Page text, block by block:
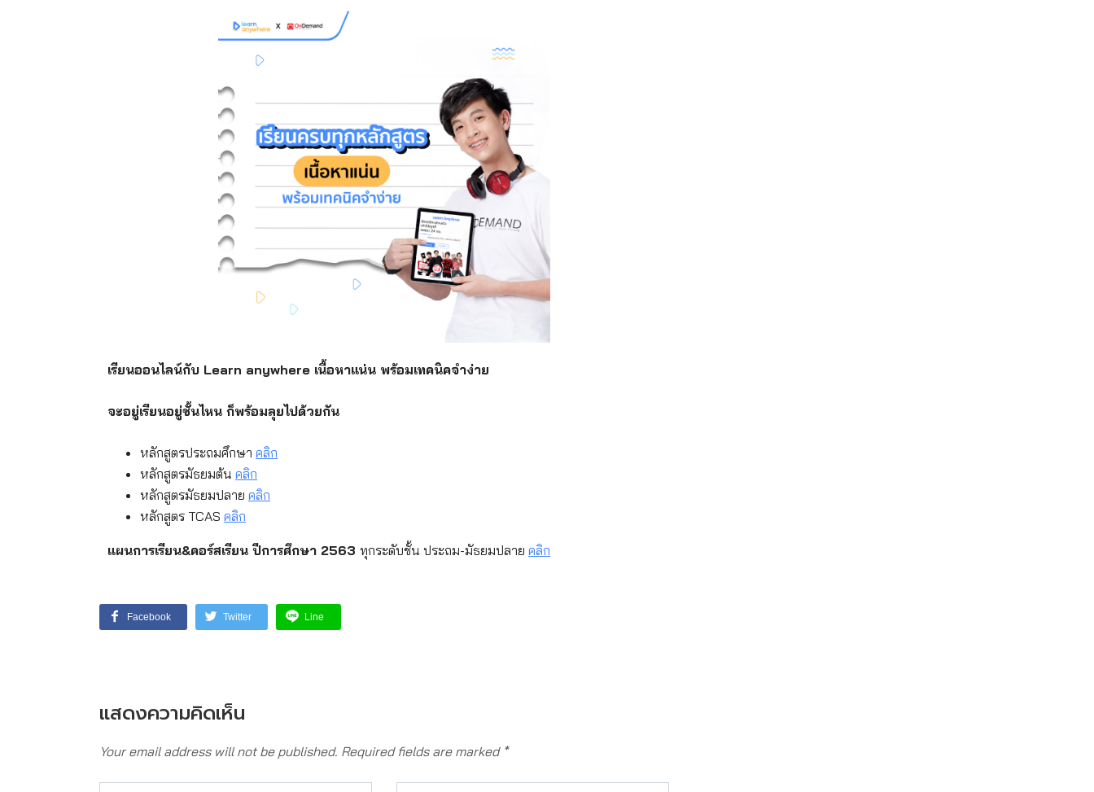
เรียนออนไลน์กับ Learn anywhere เนื้อหาแน่น พร้อมเทคนิคจำง่าย
จะอยู่เรียนอยู่ชั้นไหน ก็พร้อมลุยไปด้วยกัน
หลักสูตรประถมศึกษา คลิก
หลักสูตรมัธยมต้น คลิก
หลักสูตรมัธยมปลาย คลิก
หลักสูตร TCAS คลิก
แผนการเรียน&คอร์สเรียน ปีการศึกษา 2563 ทุกระดับชั้น ประถม-มัธยมปลาย คลิก
Facebook Twitter Line
แสดงความคิดเห็น
Your email address will not be published. Required fields are marked *